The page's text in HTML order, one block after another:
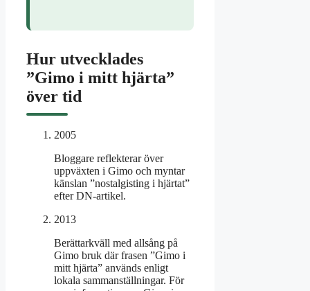
Hur utvecklades
”Gimo i mitt hjärta”
över tid
2005
Bloggare reflekterar över
uppväxten i Gimo och myntar
känslan ”nostalgisting i hjärtat”
efter DN-artikel.
2013
Berättarkväll med allsång på
Gimo bruk där frasen ”Gimo i
mitt hjärta” används enligt
lokala sammanställningar. För